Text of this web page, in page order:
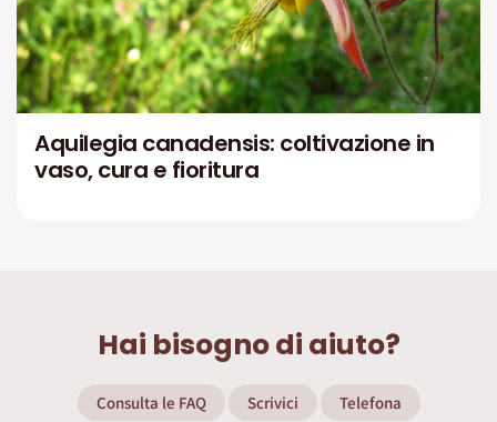
Aquilegia canadensis: coltivazione in
vaso, cura e fioritura
Hai bisogno di aiuto?
Consulta le FAQ Scrivici Telefona